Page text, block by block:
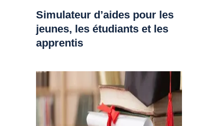
Simulateur d’aides pour les
jeunes, les étudiants et les
apprentis